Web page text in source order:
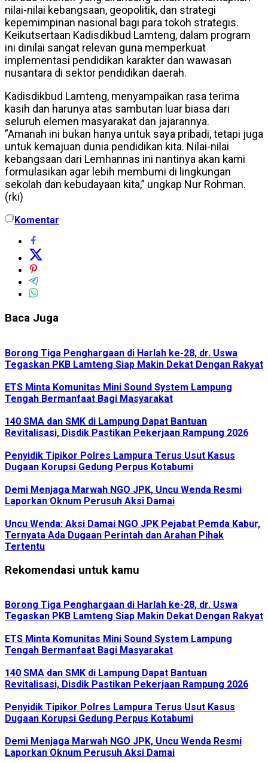
nilai-nilai kebangsaan, geopolitik, dan strategi
kepemimpinan nasional bagi para tokoh strategis.
Keikutsertaan Kadisdikbud Lamteng, dalam program
ini dinilai sangat relevan guna memperkuat
implementasi pendidikan karakter dan wawasan
nusantara di sektor pendidikan daerah.
Kadisdikbud Lamteng, menyampaikan rasa terima
kasih dan harunya atas sambutan luar biasa dari
seluruh elemen masyarakat dan jajarannya.
​”Amanah ini bukan hanya untuk saya pribadi, tetapi juga
untuk kemajuan dunia pendidikan kita. Nilai-nilai
kebangsaan dari Lemhannas ini nantinya akan kami
formulasikan agar lebih membumi di lingkungan
sekolah dan kebudayaan kita,” ungkap Nur Rohman.
(rki)
Komentar
Baca Juga
Borong Tiga Penghargaan di Harlah ke-28, dr. Uswa
Tegaskan PKB Lamteng Siap Makin Dekat Dengan Rakyat
ETS Minta Komunitas Mini Sound System Lampung
Tengah Bermanfaat Bagi Masyarakat
140 SMA dan SMK di Lampung Dapat Bantuan
Revitalisasi, Disdik Pastikan Pekerjaan Rampung 2026
Penyidik Tipikor Polres Lampura Terus Usut Kasus
Dugaan Korupsi Gedung Perpus Kotabumi
Demi Menjaga Marwah NGO JPK, Uncu Wenda Resmi
Laporkan Oknum Perusuh Aksi Damai
Uncu Wenda: Aksi Damai NGO JPK Pejabat Pemda Kabur,
Ternyata Ada Dugaan Perintah dan Arahan Pihak
Tertentu
Rekomendasi untuk kamu
Borong Tiga Penghargaan di Harlah ke-28, dr. Uswa
Tegaskan PKB Lamteng Siap Makin Dekat Dengan Rakyat
ETS Minta Komunitas Mini Sound System Lampung
Tengah Bermanfaat Bagi Masyarakat
140 SMA dan SMK di Lampung Dapat Bantuan
Revitalisasi, Disdik Pastikan Pekerjaan Rampung 2026
Penyidik Tipikor Polres Lampura Terus Usut Kasus
Dugaan Korupsi Gedung Perpus Kotabumi
Demi Menjaga Marwah NGO JPK, Uncu Wenda Resmi
Laporkan Oknum Perusuh Aksi Damai